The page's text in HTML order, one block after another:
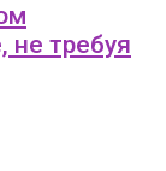
не требуя